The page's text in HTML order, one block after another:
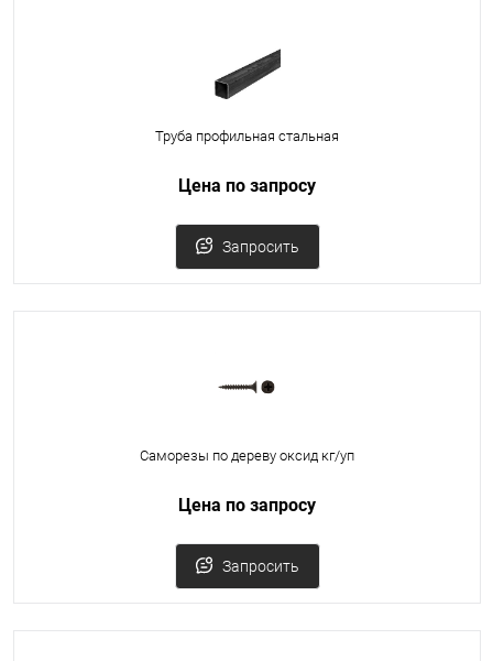
Труба профильная стальная
Цена по запросу
Запросить
Саморезы по дереву оксид кг/уп
Цена по запросу
Запросить